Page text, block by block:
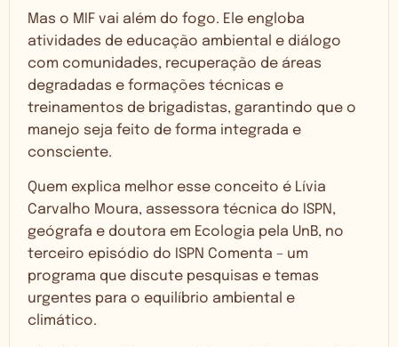
Mas o MIF vai além do fogo. Ele engloba
atividades de educação ambiental e diálogo
com comunidades, recuperação de áreas
degradadas e formações técnicas e
treinamentos de brigadistas, garantindo que o
manejo seja feito de forma integrada e
consciente.
Quem explica melhor esse conceito é Lívia
Carvalho Moura, assessora técnica do ISPN,
geógrafa e doutora em Ecologia pela UnB, no
terceiro episódio do ISPN Comenta – um
programa que discute pesquisas e temas
urgentes para o equilíbrio ambiental e
climático.